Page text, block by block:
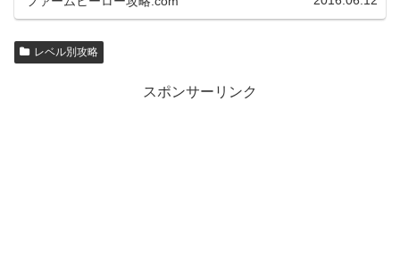
レベル別攻略
スポンサーリンク